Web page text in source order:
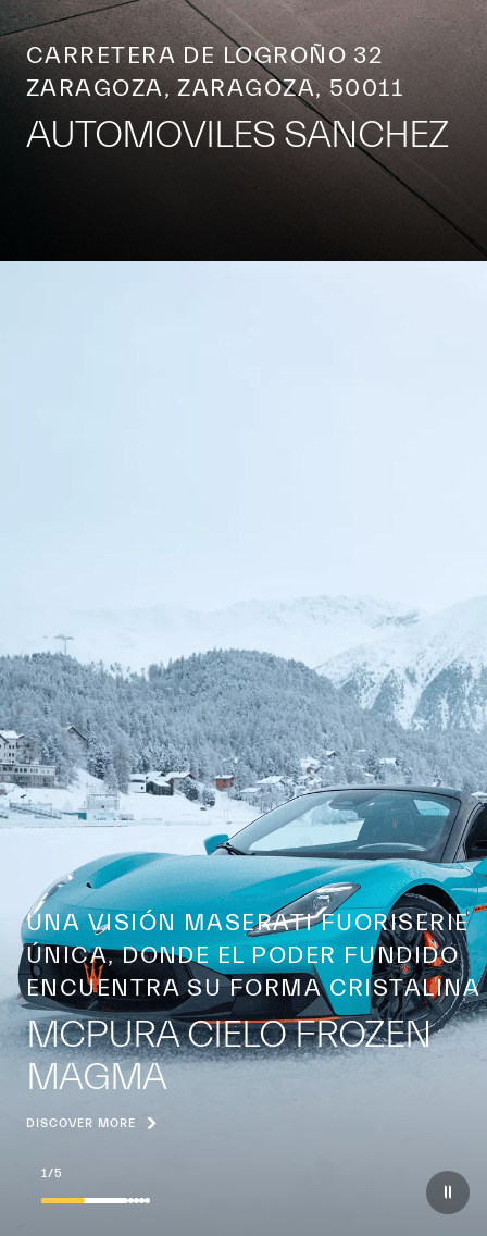
CARRETERA DE LOGROÑO 32
ZARAGOZA, ZARAGOZA, 50011
AUTOMOVILES SANCHEZ
UNA VISIÓN MASERATI FUORISERIE
ÚNICA, DONDE EL PODER FUNDIDO
ENCUENTRA SU FORMA CRISTALINA
MCPURA CIELO FROZEN
MAGMA
DISCOVER MORE
1/5